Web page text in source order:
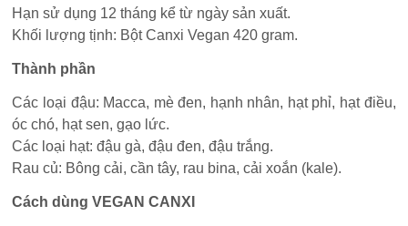
Hạn sử dụng 12 tháng kể từ ngày sản xuất.
Khối lượng tịnh: Bột Canxi Vegan 420 gram.
Thành phần
Các loại đậu: Macca, mè đen, hạnh nhân, hạt phỉ, hạt điều,
óc chó, hạt sen, gạo lức.
Các loại hạt: đậu gà, đậu đen, đậu trắng.
Rau củ: Bông cải, cần tây, rau bina, cải xoắn (kale).
Cách dùng VEGAN CANXI